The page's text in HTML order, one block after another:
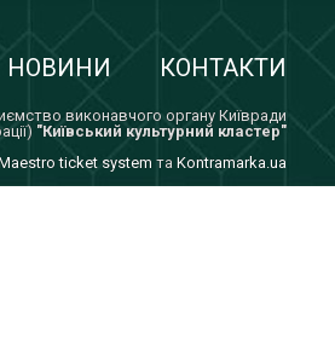
НОВИНИ КОНТАКТИ
виконавчого органу Київради
"Київський культурний кластер"
ticket system та Kontramarka.ua